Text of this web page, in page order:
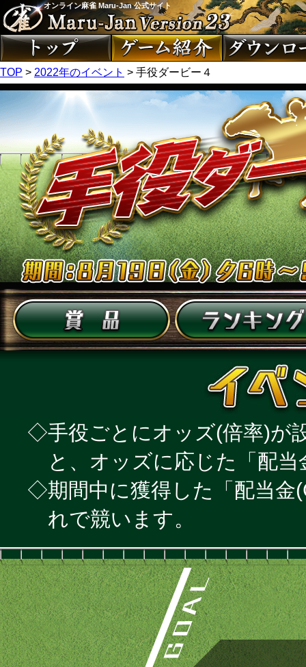
オンライン麻雀 Maru-Jan 公式サイト
TOP > 2022年のイベント > 手役ダービー４
◇手役ごとにオッズ(倍率)が
と、オッズに応じた「配
◇期間中に獲得した「配当金
れで競います。